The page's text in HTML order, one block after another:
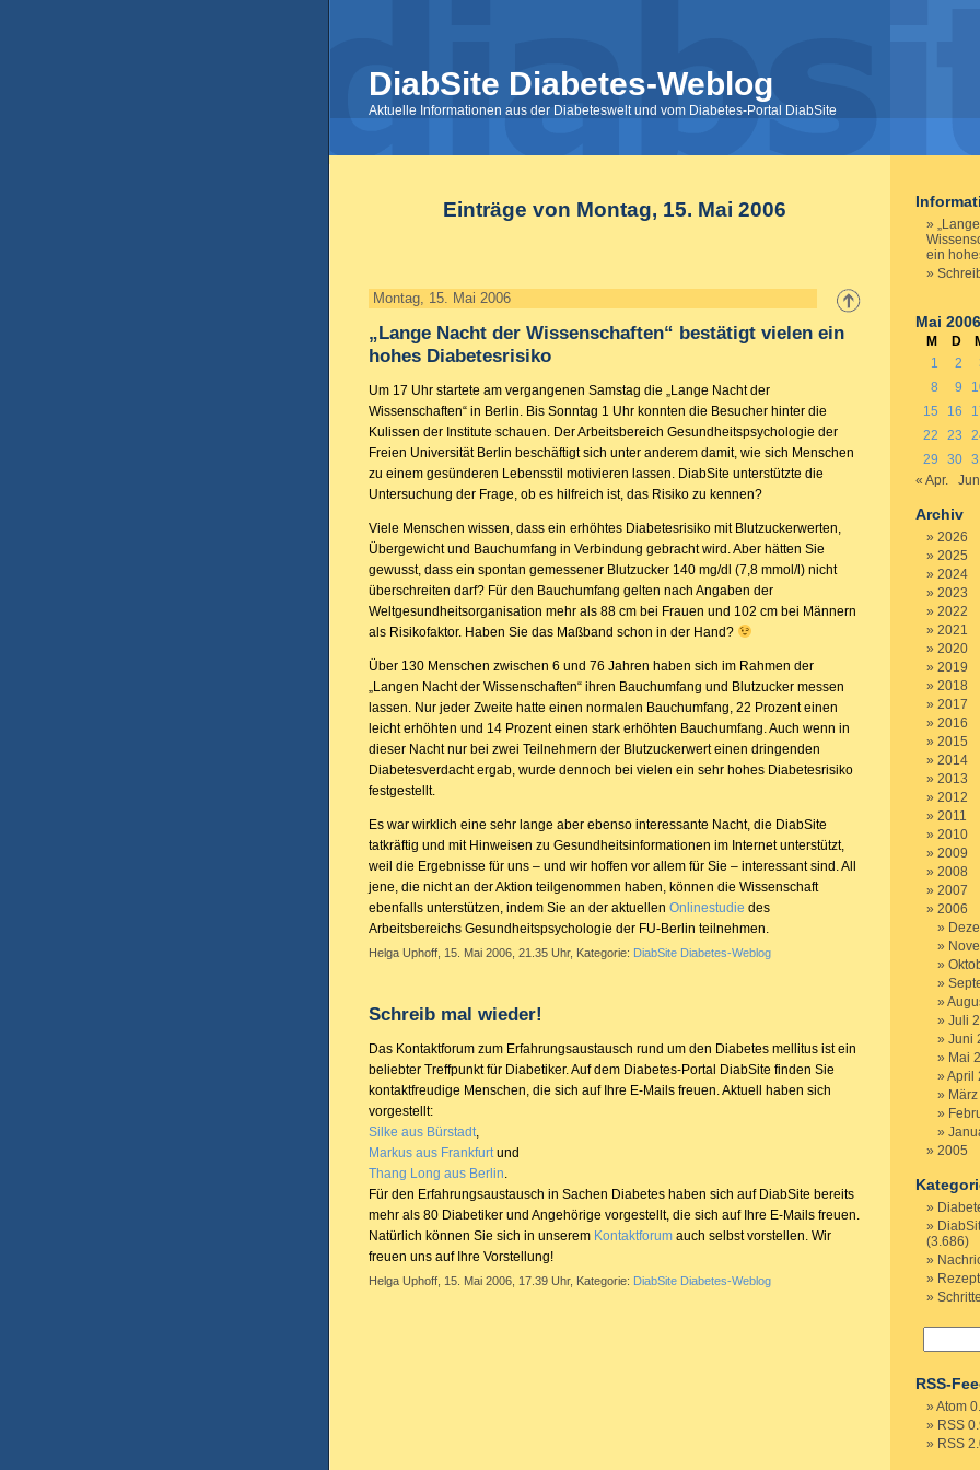
DiabSite Diabetes-Weblog
Aktuelle Informationen aus der Diabeteswelt und vom Diabetes-Portal DiabSite
Einträge von Montag, 15. Mai 2006
Montag, 15. Mai 2006
„Lange Nacht der Wissenschaften“ bestätigt vielen ein
hohes Diabetesrisiko
Um 17 Uhr startete am vergangenen Samstag die „Lange Nacht der
Wissenschaften“ in Berlin. Bis Sonntag 1 Uhr konnten die Besucher hinter die
Kulissen der Institute schauen. Der Arbeitsbereich Gesundheitspsychologie der
Freien Universität Berlin beschäftigt sich unter anderem damit, wie sich Menschen
zu einem gesünderen Lebensstil motivieren lassen. DiabSite unterstützte die
Untersuchung der Frage, ob es hilfreich ist, das Risiko zu kennen?
Viele Menschen wissen, dass ein erhöhtes Diabetesrisiko mit Blutzuckerwerten,
Übergewicht und Bauchumfang in Verbindung gebracht wird. Aber hätten Sie
gewusst, dass ein spontan gemessener Blutzucker 140 mg/dl (7,8 mmol/l) nicht
überschreiten darf? Für den Bauchumfang gelten nach Angaben der
Weltgesundheitsorganisation mehr als 88 cm bei Frauen und 102 cm bei Männern
als Risikofaktor. Haben Sie das Maßband schon in der Hand?
Über 130 Menschen zwischen 6 und 76 Jahren haben sich im Rahmen der
„Langen Nacht der Wissenschaften“ ihren Bauchumfang und Blutzucker messen
lassen. Nur jeder Zweite hatte einen normalen Bauchumfang, 22 Prozent einen
leicht erhöhten und 14 Prozent einen stark erhöhten Bauchumfang. Auch wenn in
dieser Nacht nur bei zwei Teilnehmern der Blutzuckerwert einen dringenden
Diabetesverdacht ergab, wurde dennoch bei vielen ein sehr hohes Diabetesrisiko
festgestellt.
Es war wirklich eine sehr lange aber ebenso interessante Nacht, die DiabSite
tatkräftig und mit Hinweisen zu Gesundheitsinformationen im Internet unterstützt,
weil die Ergebnisse für uns – und wir hoffen vor allem für Sie – interessant sind. All
jene, die nicht an der Aktion teilgenommen haben, können die Wissenschaft
ebenfalls unterstützen, indem Sie an der aktuellen Onlinestudie des
Arbeitsbereichs Gesundheitspsychologie der FU-Berlin teilnehmen.
Helga Uphoff, 15. Mai 2006, 21.35 Uhr, Kategorie: DiabSite Diabetes-Weblog
Schreib mal wieder!
Das Kontaktforum zum Erfahrungsaustausch rund um den Diabetes mellitus ist ein
beliebter Treffpunkt für Diabetiker. Auf dem Diabetes-Portal DiabSite finden Sie
kontaktfreudige Menschen, die sich auf Ihre E-Mails freuen. Aktuell haben sich
vorgestellt:
Silke aus Bürstadt,
Markus aus Frankfurtund
Thang Long aus Berlin.
Für den Erfahrungsaustausch in Sachen Diabetes haben sich auf DiabSite bereits
mehr als 80 Diabetiker und Angehörige vorgestellt, die sich auf Ihre E-Mails freuen.
Natürlich können Sie sich in unserem Kontaktforum auch selbst vorstellen. Wir
freuen uns auf Ihre Vorstellung!
Helga Uphoff, 15. Mai 2006, 17.39 Uhr, Kategorie: DiabSite Diabetes-Weblog
ein
Mai 2006
M D
1
2
8
9
15
16
22
23
29
30
« Apr.
Archiv
2026
2025
2024
2023
2022
2021
2020
2019
2018
2017
2016
2015
2014
2013
2012
2011
2010
2009
2008
2007
2006
Juli
Juni
Mai
April
2005
(3.686)
RSS-
Atom
RSS
RSS